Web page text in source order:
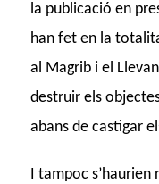
la publicació en
han fet en la
al Magrib i el
destruir els
abans de castigar
I tampoc